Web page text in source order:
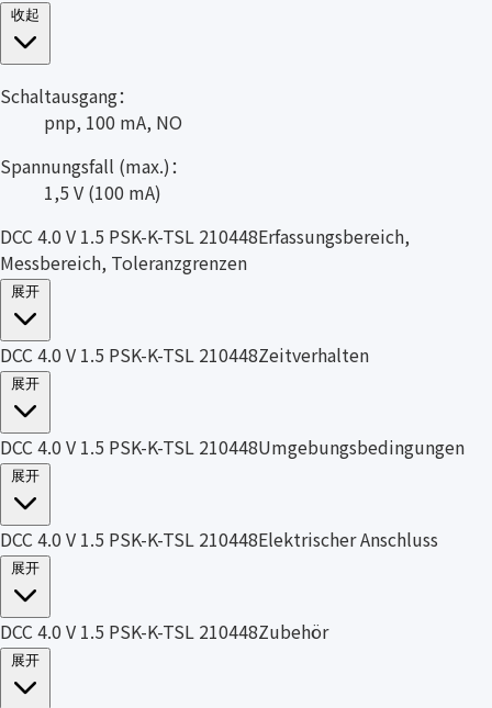
Schaltausgang：
pnp, 100 mA, NO
Spannungsfall (max.)：
1,5 V (100 mA)
DCC 4.0 V 1.5 PSK-K-TSL 210448Erfassungsbereich,
Messbereich, Toleranzgrenzen
DCC 4.0 V 1.5 PSK-K-TSL 210448Zeitverhalten
DCC 4.0 V 1.5 PSK-K-TSL 210448Umgebungsbedingungen
DCC 4.0 V 1.5 PSK-K-TSL 210448Elektrischer Anschluss
DCC 4.0 V 1.5 PSK-K-TSL 210448Zubehör